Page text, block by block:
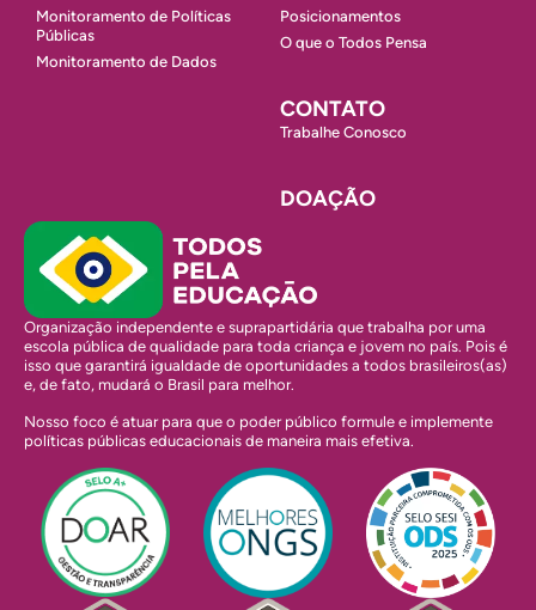
Monitoramento de Políticas
Públicas
Monitoramento de Dados
Posicionamentos
O que o Todos Pensa
CONTATO
Trabalhe Conosco
DOAÇÃO
Organização independente e suprapartidária que trabalha por uma
escola pública de qualidade para toda criança e jovem no país. Pois é
isso que garantirá igualdade de oportunidades a todos brasileiros(as)
e, de fato, mudará o Brasil para melhor.
Nosso foco é atuar para que o poder público formule e implemente
políticas públicas educacionais de maneira mais efetiva.